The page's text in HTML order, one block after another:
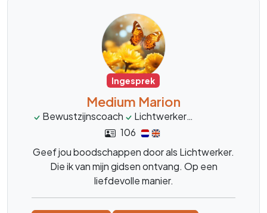
Ingesprek
Medium Marion
Bewustzijnscoach Lichtwerker
106
Geef jou boodschappen door als Lichtwerker.
Die ik van mijn gidsen ontvang. Op een
liefdevolle manier.